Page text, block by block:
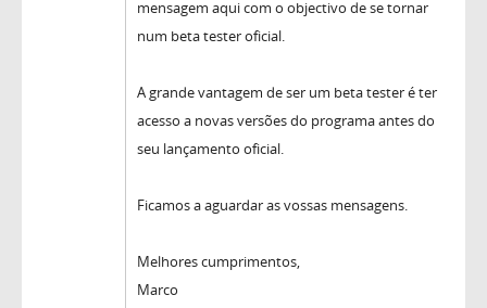
mensagem aqui com o objectivo de se tornar
num beta tester oficial.
A grande vantagem de ser um beta tester é ter
acesso a novas versões do programa antes do
seu lançamento oficial.
Ficamos a aguardar as vossas mensagens.
Melhores cumprimentos,
Marco